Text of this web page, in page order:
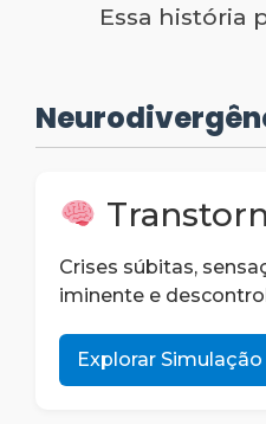
Essa história
Crises súbitas,
iminente e
Explorar Simulação